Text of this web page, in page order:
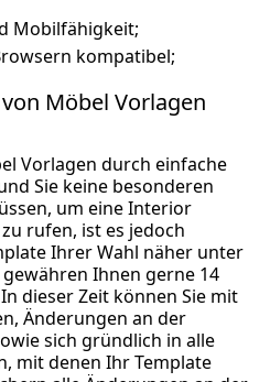
Mobilfähigkeit;
kompatibel;
Möbel Vorlagen
Vorlagen durch einfache
Sie keine besonderen
um eine Interior
rufen, ist es jedoch
Ihrer Wahl näher unter
Ihnen gerne 14
dieser Zeit können Sie mit
Änderungen an der
sich gründlich in alle
mit denen Ihr Template